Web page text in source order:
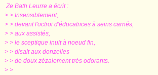
Ze Bath Leurre a écrit :
> > Insensiblement,
> > devant l'octroi d'éducatrices à seins carnés,
> > aux assistés,
> > le sceptique inuit à noeud fin,
> > disait aux donzelles
> > de doux zézaiement très odorants.
> >